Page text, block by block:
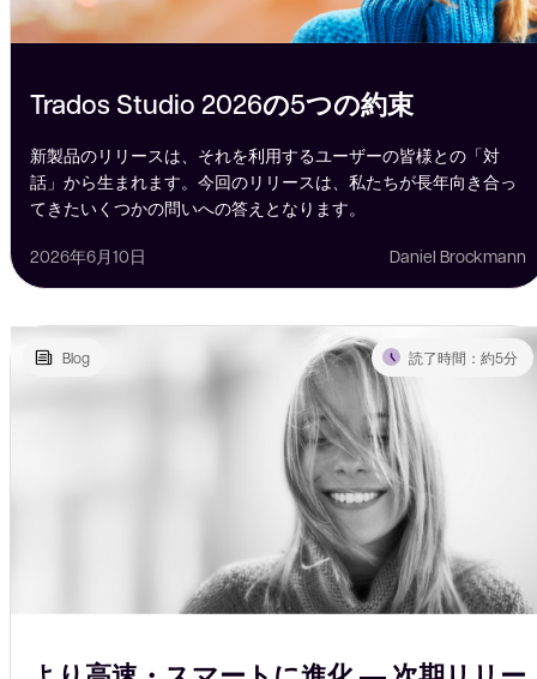
Trados Studio 2026の5つの約束
新製品のリリースは、それを利用するユーザーの皆様との「対
話」から生まれます。今回のリリースは、私たちが長年向き合っ
てきたいくつかの問いへの答えとなります。
2026年6月10日 Daniel Brockmann
Blog 読了時間：約5分